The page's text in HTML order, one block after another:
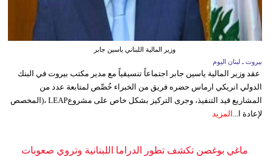
وزير المالية اللبناني ياسين جابر
بيروت ـ لبنان اليوم
عقد وزير المالية ياسين جابر اجتماعاً تنسيقياً مع مدير مكتب بيروت في البنك
الدولي انريكي ارماس حضره فريق من الخبراء خُصِّص لمتابعة عدد من
المشاريع قيد التنفيذ، وجرى التركيز بشكل خاص على مشروعLEAP ،(المخصص
لإعادة ا...
المزيد
ماغي بوغصن تكشف تطور الدراما اللبنانية وتروي صعوبات